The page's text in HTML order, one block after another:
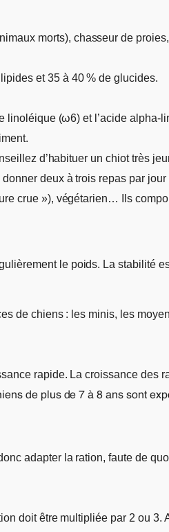
morts), chasseur de
et 35 à 40 % de glucides.
linoléique (ω6) et l’acide alpha-
d’habituer un chiot très
deux à trois repas par
crue »), végétarien… Ils
le poids. La stabilité
de chiens : les minis, les
rapide. La croissance des
de plus de 7 à 8 ans sont
adapter la ration, faute de
doit être multipliée par 2 ou 3.